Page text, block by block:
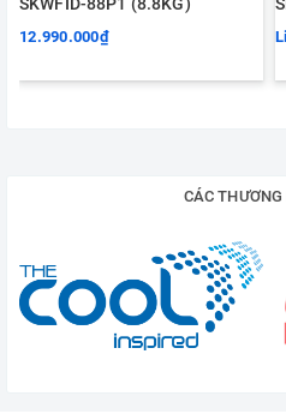
12.990.000₫
CÁC THƯƠNG